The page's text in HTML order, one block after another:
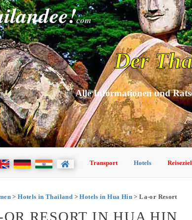
com
Der
Alle Informationen und
Transport Hotels
>Hotels in Thailand >Hotels in Hua Hin > La-or Resort
RESORT IN HUA HIN